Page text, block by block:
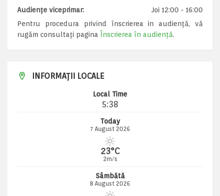
Audiențe viceprimar:
Joi 12:00 - 16:00
Pentru procedura privind înscrierea in audiență, vă
rugăm consultați pagina Înscrierea în audiență.
INFORMAȚII LOCALE
Local Time
5:38
Today
7 August 2026
23°C
2m/s
Sâmbătă
8 August 2026